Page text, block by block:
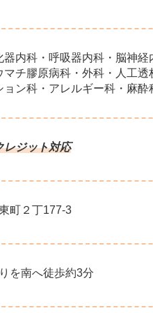
内科・呼吸器内科・脳神経
チ膠原病科・外科・人工透
ン科・アレルギー科・麻酔
レジット対応
町２丁177-3
を南へ徒歩約3分